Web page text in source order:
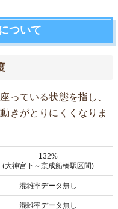
ついて
っている状態を指し、
きがとりにくくなりま
132%
(大神宮下～京成船橋駅区間)
混雑率データ無し
混雑率データ無し